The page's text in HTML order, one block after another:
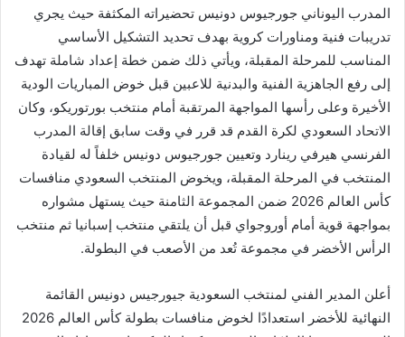
المدرب اليوناني جورجيوس دونيس تحضيراته المكثفة حيث يجري
تدريبات فنية ومناورات كروية بهدف تحديد التشكيل الأساسي
المناسب للمرحلة المقبلة، ويأتي ذلك ضمن خطة إعداد شاملة تهدف
إلى رفع الجاهزية الفنية والبدنية للاعبين قبل خوض المباريات الودية
الأخيرة وعلى رأسها المواجهة المرتقبة أمام منتخب بورتوريكو، وكان
الاتحاد السعودي لكرة القدم قد قرر في وقت سابق إقالة المدرب
الفرنسي هيرفي رينارد وتعيين جورجيوس دونيس خلفاً له لقيادة
المنتخب في المرحلة المقبلة، ويخوض المنتخب السعودي منافسات
كأس العالم 2026 ضمن المجموعة الثامنة حيث يستهل مشواره
بمواجهة قوية أمام أوروجواي قبل أن يلتقي منتخب إسبانيا ثم منتخب
الرأس الأخضر في مجموعة تُعد من الأصعب في البطولة.
أعلن المدير الفني لمنتخب السعودية جيورجيس دونيس القائمة
النهائية للأخضر استعدادًا لخوض منافسات بطولة كأس العالم 2026